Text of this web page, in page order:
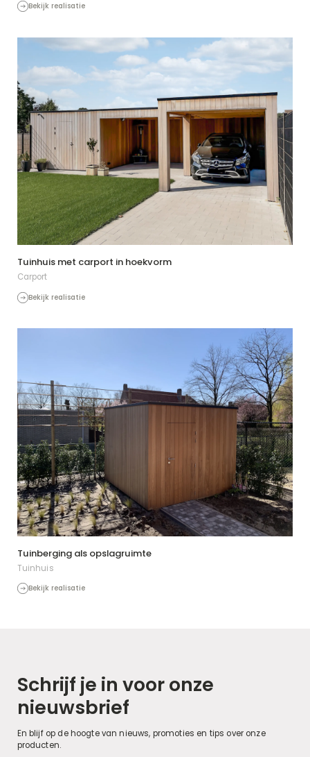
Bekijk realisatie
Tuinhuis met carport in hoekvorm
Carport
Bekijk realisatie
Tuinberging als opslagruimte
Tuinhuis
Bekijk realisatie
Schrijf je in voor onze
nieuwsbrief
En blijf op de hoogte van nieuws, promoties en tips over onze
producten.